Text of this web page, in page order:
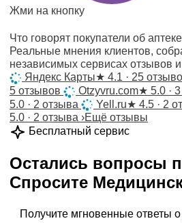
Жми на кнопку
Что говорят покупатели об
Реальные мнения клиентов,
независимых сервисах отзывов и
Яндекс Карты★ 4.1 · 25
5 отзывов
Otzyvru.com★ 5.0 ·
5.0 · 2 отзыва
Yell.ru★ 4.5 · 2
5.0 · 2 отзыва ›Ещё отзывы
Бесплатный сервис
Остались вопросы
Спросите
Получите мгновенные ответы о